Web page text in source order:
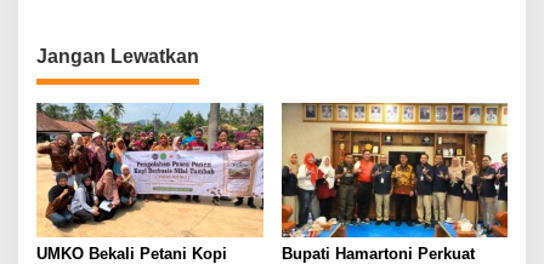
Jangan Lewatkan
UMKO Bekali Petani Kopi
Bupati Hamartoni Perkuat